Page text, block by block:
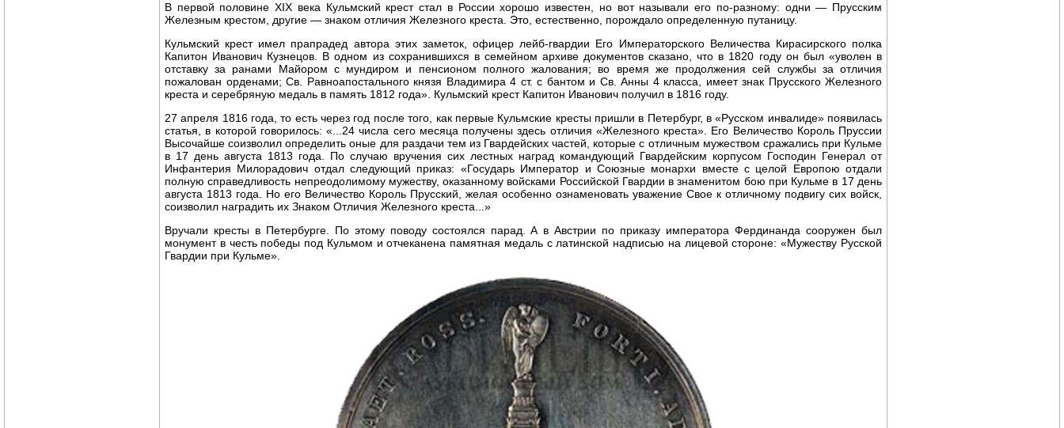
В первой половине XIX века Кульмский крест стал в России хорошо известен, но вот называли его по-разному: одни — Прусским
Железным крестом, другие — знаком отличия Железного креста. Это, естественно, порождало определенную путаницу.
Кульмский крест имел прапрадед автора этих заметок, офицер лейб-гвардии Его Императорского Величества Кирасирского полка
Капитон Иванович Кузнецов. В одном из сохранившихся в семейном архиве документов сказано, что в 1820 году он был «уволен в
отставку за ранами Майором с мундиром и пенсионом полного жалования; во время же продолжения сей службы за отличия
пожалован орденами; Св. Равноапостального князя Владимира 4 ст. с бантом и Св. Анны 4 класса, имеет знак Прусского Железного
креста и серебряную медаль в память 1812 года». Кульмский крест Капитон Иванович получил в 1816 году.
27 апреля 1816 года, то есть через год после того, как первые Кульмские кресты пришли в Петербург, в «Русском инвалиде» появилась
статья, в которой говорилось: «...24 числа сего месяца получены здесь отличия «Железного креста». Его Величество Король Пруссии
Высочайше соизволил определить оные для раздачи тем из Гвардейских частей, которые с отличным мужеством сражались при Кульме
в 17 день августа 1813 года. По случаю вручения сих лестных наград командующий Гвардейским корпусом Господин Генерал от
Инфантерия Милорадович отдал следующий приказ: «Государь Император и Союзные монархи вместе с целой Европою отдали
полную справедливость непреодолимому мужеству, оказанному войсками Российской Гвардии в знаменитом бою при Кульме в 17 день
августа 1813 года. Но его Величество Король Прусский, желая особенно ознаменовать уважение Свое к отличному подвигу сих войск,
соизволил наградить их Знаком Отличия Железного креста...»
Вручали кресты в Петербурге. По этому поводу состоялся парад. А в Австрии по приказу императора Фердинанда сооружен был
монумент в честь победы под Кульмом и отчеканена памятная медаль с латинской надписью на лицевой стороне: «Мужеству Русской
Гвардии при Кульме».